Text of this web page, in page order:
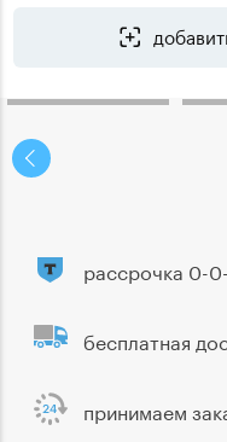
рассрочка 0-
бесплатная
принимаем